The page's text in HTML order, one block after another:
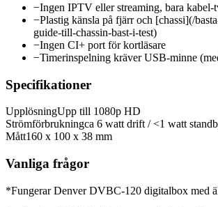
−Ingen IPTV eller streaming, bara kabel-
−Plastig känsla på fjärr och [chassi](/
guide-till-chassin-bast-i-test)
−Ingen CI+ port för kortläsare
−Timerinspelning kräver USB-minne
Specifikationer
UpplösningUpp till 1080p HD
Strömförbrukningca 6 watt drift / <1 watt
Mått160 x 100 x 38 mm
Vanliga frågor
*Fungerar Denver DVBC-120 digitalbox med